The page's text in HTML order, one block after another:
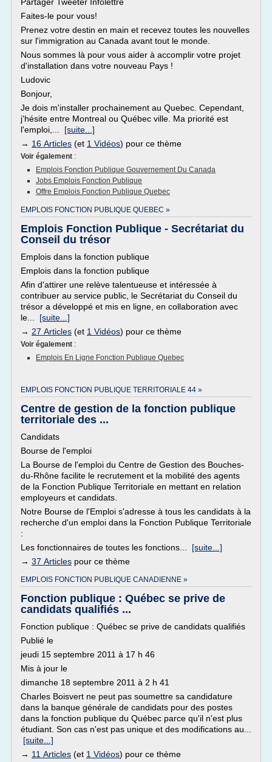
Faites-le pour vous!
Prenez votre destin en main et recevez toutes les nouvelles
sur l'immigration au Canada avant tout le monde.
Nous sommes là pour vous aider à accomplir votre projet
d'installation dans votre nouveau Pays !
Ludovic
Bonjour,
Je dois m'installer prochainement au Quebec. Cependant,
j'hésite entre Montreal ou Québec ville. Ma priorité est
l'emploi,... [suite...]
→ 16 Articles (et 1 Vidéos) pour ce thème
Voir également :
Emplois Fonction Publique Gouvernement Du Canada
Jobs Emplois Fonction Publique
Offre Emplois Fonction Publique Quebec
EMPLOIS FONCTION PUBLIQUE QUEBEC »
Emplois Fonction Publique - Secrétariat du
Conseil du trésor
Emplois dans la fonction publique
Emplois dans la fonction publique
Afin d'attirer une relève talentueuse et intéressée à
contribuer au service public, le Secrétariat du Conseil du
trésor a développé et mis en ligne, en collaboration avec
le... [suite...]
→ 27 Articles (et 1 Vidéos) pour ce thème
Voir également :
Emplois En Ligne Fonction Publique Quebec
EMPLOIS FONCTION PUBLIQUE TERRITORIALE 44 »
Centre de gestion de la fonction publique
territoriale des ...
Candidats
Bourse de l'emploi
La Bourse de l'emploi du Centre de Gestion des Bouches-
du-Rhône facilite le recrutement et la mobilité des agents
de la Fonction Publique Territoriale en mettant en relation
employeurs et candidats.
Notre Bourse de l'Emploi s'adresse à tous les candidats à la
recherche d'un emploi dans la Fonction Publique Territoriale
:
Les fonctionnaires de toutes les fonctions... [suite...]
→ 37 Articles pour ce thème
EMPLOIS FONCTION PUBLIQUE CANADIENNE »
Fonction publique : Québec se prive de
candidats qualifiés ...
Fonction publique : Québec se prive de candidats qualifiés
Publié le
jeudi 15 septembre 2011 à 17 h 46
Mis à jour le
dimanche 18 septembre 2011 à 2 h 41
Charles Boisvert ne peut pas soumettre sa candidature
dans la banque générale de candidats pour des postes
dans la fonction publique du Québec parce qu'il n'est plus
étudiant. Son cas n'est pas unique et des modifications au...
[suite...]
→ 11 Articles (et 1 Vidéos) pour ce thème